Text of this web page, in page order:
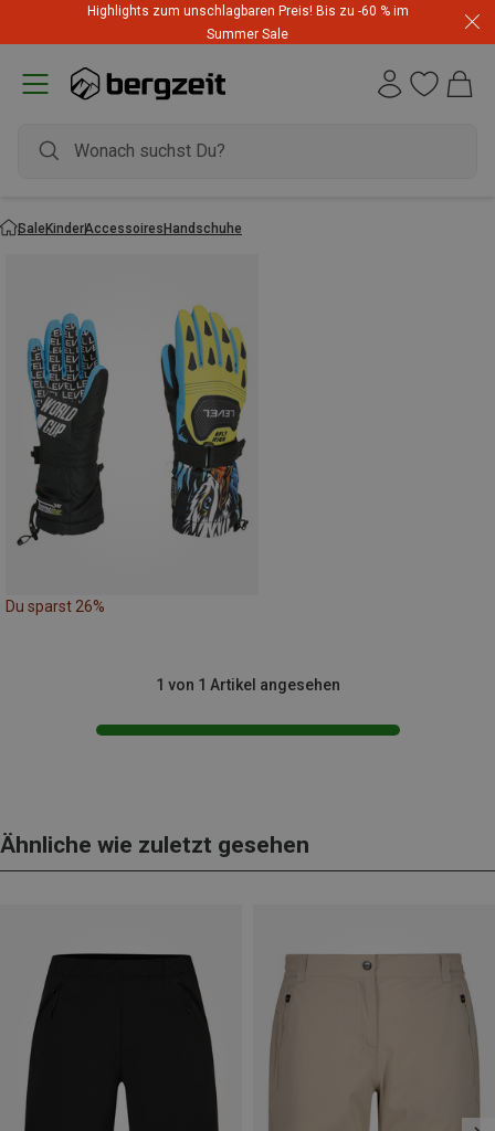
Highlights zum unschlagbaren Preis! Bis zu -60 % im
Summer Sale
SaleKinderAccessoiresHandschuhe
Du sparst 26%
1 von 1 Artikel angesehen
Ähnliche wie zuletzt gesehen